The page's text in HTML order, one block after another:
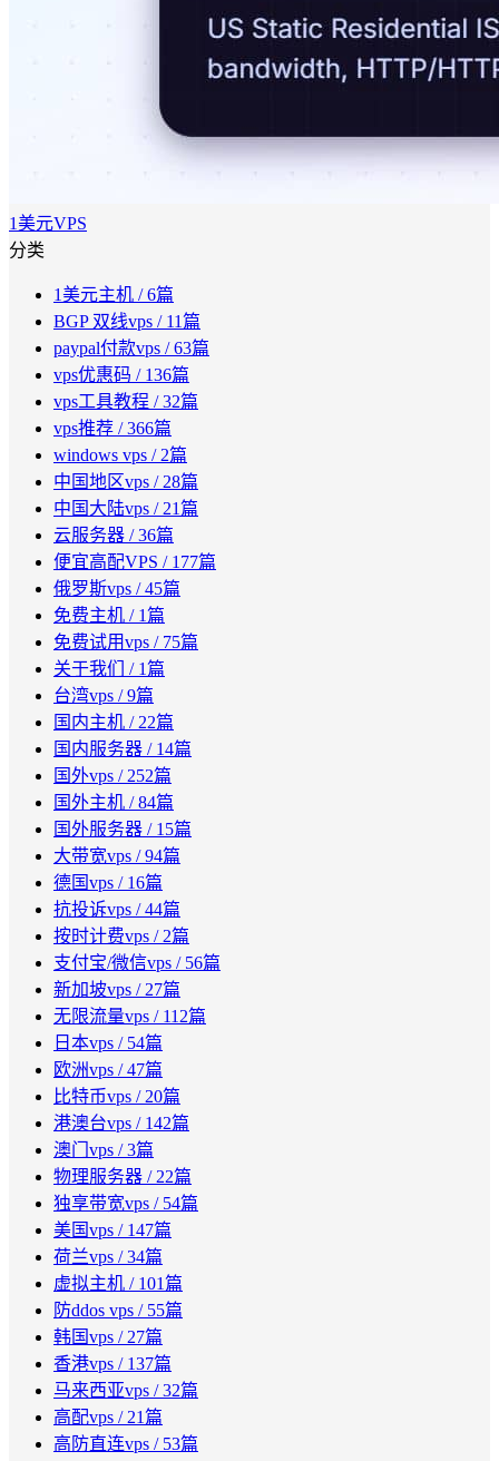
1美元VPS
分类
1美元主机 / 6篇
BGP 双线vps / 11篇
paypal付款vps / 63篇
vps优惠码 / 136篇
vps工具教程 / 32篇
vps推荐 / 366篇
windows vps / 2篇
中国地区vps / 28篇
中国大陆vps / 21篇
云服务器 / 36篇
便宜高配VPS / 177篇
俄罗斯vps / 45篇
免费主机 / 1篇
免费试用vps / 75篇
关于我们
/ 1篇
台湾vps / 9篇
国内主机 / 22篇
国内服务器 / 14篇
国外vps / 252篇
国外主机 / 84篇
国外服务器 / 15篇
大带宽vps / 94篇
德国vps / 16篇
抗投诉vps / 44篇
按时计费vps / 2篇
支付宝/微信vps / 56篇
新加坡vps / 27篇
无限流量vps / 112篇
日本vps / 54篇
欧洲vps / 47篇
比特币vps / 20篇
港澳台vps / 142篇
澳门vps / 3篇
物理服务器 / 22篇
独享带宽vps / 54篇
美国vps / 147篇
荷兰vps / 34篇
虚拟主机 / 101篇
防ddos vps / 55篇
韩国vps / 27篇
香港vps / 137篇
马来西亚vps / 32篇
高配vps / 21篇
高防直连vps / 53篇